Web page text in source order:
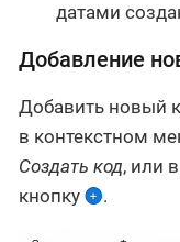
датами
Добавление
Добавить новый
в контекстном
Создать код, или
кнопку
.